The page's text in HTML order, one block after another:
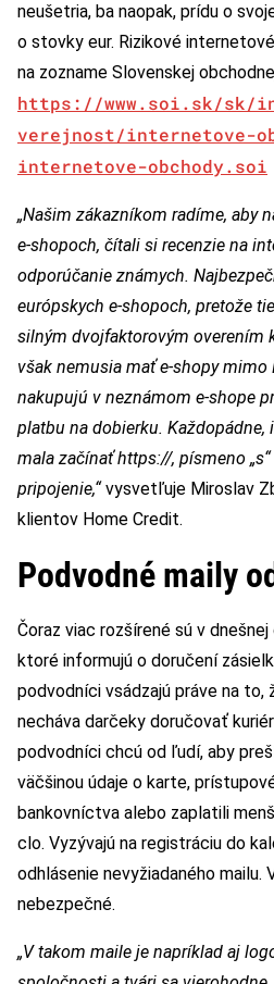
neušetria, ba naopak, prídu o
o stovky eur. Rizikové
na zozname Slovenskej
https://www.soi.sk/sk/
verejnost/internetove-
internetove-obchody.soi
„Našim zákazníkom radíme, aby
e-shopoch, čítali si recenzie na
odporúčanie známych.
európskych e-shopoch, pretože
silným dvojfaktorovým overením
však nemusia mať e-shopy mimo
nakupujú v neznámom e-shope
platbu na dobierku. Každopádne,
mala začínať https://, písmeno
pripojenie,“ vysvetľuje Miroslav
klientov Home Credit.
Podvodné maily
Čoraz viac rozšírené sú v
ktoré informujú o doručení
podvodníci vsádzajú práve na to,
necháva darčeky doručovať
podvodníci chcú od ľudí, aby
väčšinou údaje o karte,
bankovníctva alebo zaplatili
clo. Vyzývajú na registráciu do
odhlásenie nevyžiadaného
nebezpečné.
„V takom maile je napríklad aj